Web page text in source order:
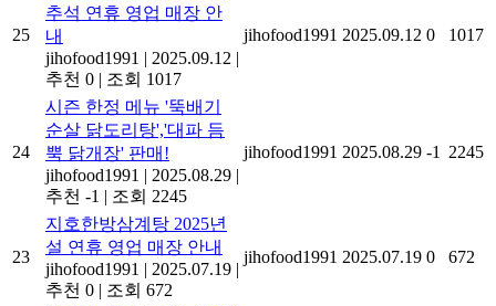
25
추석 연휴 영업 매장 안
내
jihofood1991 | 2025.09.12 |
추천 0 | 조회 1017
jihofood1991 2025.09.12 0 1017
24
시즌 한정 메뉴 '뚝배기
순살 닭도리탕','대파 듬
뿍 닭개장' 판매!
jihofood1991 | 2025.08.29 |
추천 -1 | 조회 2245
jihofood1991 2025.08.29 -1 2245
23
지호한방삼계탕 2025년
설 연휴 영업 매장 안내
jihofood1991 | 2025.07.19 |
추천 0 | 조회 672
jihofood1991 2025.07.19 0 672